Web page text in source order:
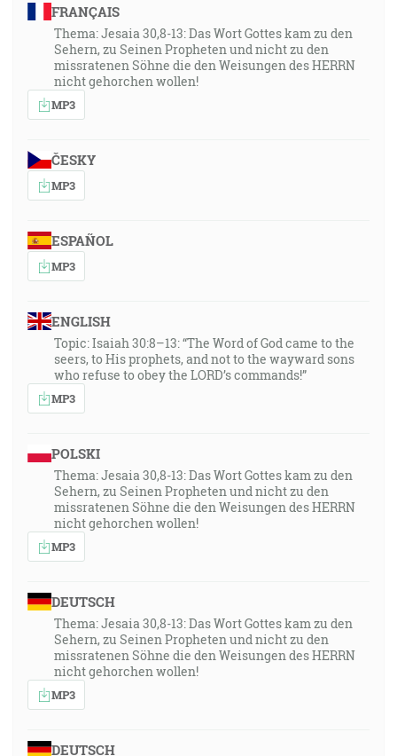
FRANÇAIS
Thema: Jesaia 30,8-13: Das Wort Gottes kam zu den
Sehern, zu Seinen Propheten und nicht zu den
missratenen Söhne die den Weisungen des HERRN
nicht gehorchen wollen!
MP3
ČESKY
MP3
ESPAÑOL
MP3
ENGLISH
Topic: Isaiah 30:8–13: “The Word of God came to the
seers, to His prophets, and not to the wayward sons
who refuse to obey the LORD’s commands!”
MP3
POLSKI
Thema: Jesaia 30,8-13: Das Wort Gottes kam zu den
Sehern, zu Seinen Propheten und nicht zu den
missratenen Söhne die den Weisungen des HERRN
nicht gehorchen wollen!
MP3
DEUTSCH
Thema: Jesaia 30,8-13: Das Wort Gottes kam zu den
Sehern, zu Seinen Propheten und nicht zu den
missratenen Söhne die den Weisungen des HERRN
nicht gehorchen wollen!
MP3
DEUTSCH